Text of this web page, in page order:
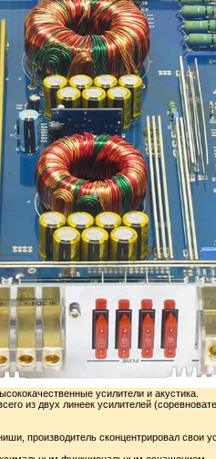
усилители и акустика.
из двух линеек усилителей
производитель сконцентрировал свои